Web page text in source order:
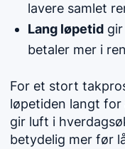
lavere samlet
Lang løpetid
betaler mer i
For et stort
løpetiden langt for
gir luft i
betydelig mer før